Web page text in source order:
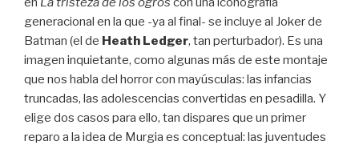
generacional en la que -ya al final- se incluye al Joker de
Batman (el de Heath Ledger, tan perturbador). Es una
imagen inquietante, como algunas más de este montaje
que nos habla del horror con mayúsculas: las infancias
truncadas, las adolescencias convertidas en pesadilla. Y
elige dos casos para ello, tan dispares que un primer
reparo a la idea de Murgia es conceptual: las juventudes